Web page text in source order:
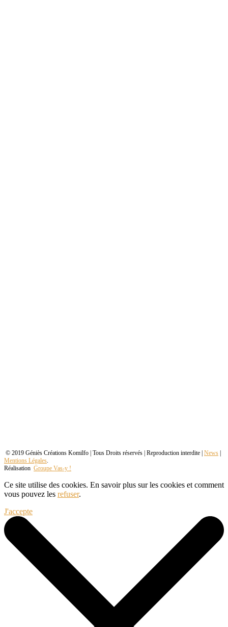
© 2019 Géniès Créations Komilfo | Tous Droits réservés | Reproduction interdite | News
Mentions Légales.
Réalisation Groupe Vas-y !
Ce site utilise des cookies. En savoir plus sur les cookies et comment
vous pouvez les refuser.
J'accepte